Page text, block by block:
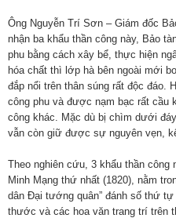
Ông Nguyễn Trí Sơn – Giám đốc
nhận ba khẩu thần công này, Bảo
phu bằng cách xây bể, thực hiện
hóa chất thì lớp hà bên ngoài mới
đắp nổi trên thân súng rất độc đáo.
công phu và được nạm bạc rất cầu
công khác. Mặc dù bị chìm dưới
vẫn còn giữ được sự nguyên vẹn,
Theo nghiên cứu, 3 khẩu thần công
Minh Mạng thứ nhất (1820), nằm
dân Đại tướng quân” đánh số thứ
thước và các hoa văn trang trí trên